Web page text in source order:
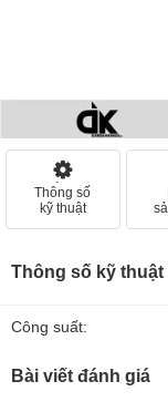
Thông số
kỹ thuật
Thông số kỹ thuật
Công suất:
Bài viết đánh giá